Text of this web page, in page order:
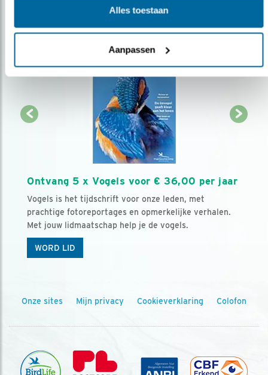
Alles toestaan
Aanpassen
Ontvang 5 x Vogels voor € 36,00 per jaar
Vogels is het tijdschrift voor onze leden, met
prachtige fotoreportages en opmerkelijke verhalen.
Met jouw lidmaatschap help je de vogels.
WORD LID
Onze sites Mijn privacy Cookieverklaring Colofon